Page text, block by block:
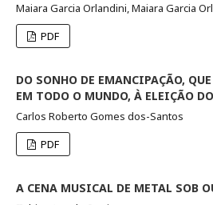
Maiara Garcia Orlandini, Maiara Garcia
PDF
DO SONHO DE EMANCIPAÇÃO,
EM TODO O MUNDO, À ELEIÇÃO
Carlos Roberto Gomes dos-Santos
PDF
A CENA MUSICAL DE METAL SOB